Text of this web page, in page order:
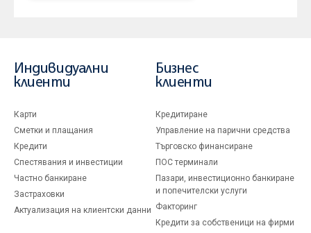
Индивидуални
клиенти
Карти
Сметки и плащания
Кредити
Спестявания и инвестиции
Частно банкиране
Застраховки
Актуализация на клиентски данни
Бизнес
клиенти
Кредитиране
Управление на парични средства
Търговско финансиране
ПОС терминали
Пазари, инвестиционно банкиране
и попечителски услуги
Факторинг
Кредити за собственици на фирми